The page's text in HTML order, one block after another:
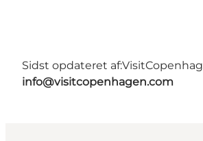
Sidst opdateret af:
info@visitcopenhagen.com